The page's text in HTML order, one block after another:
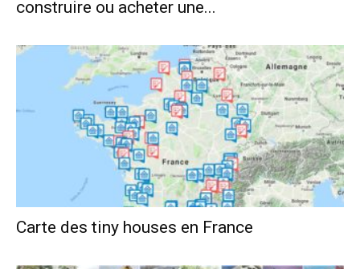
construire ou acheter une...
Carte des tiny houses en France